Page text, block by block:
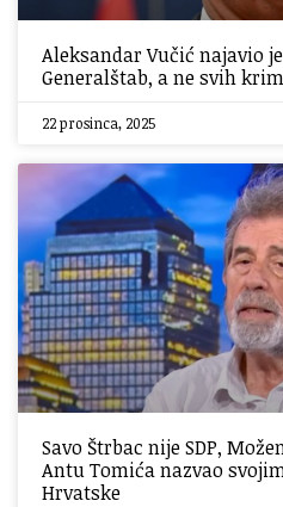
Aleksandar Vučić najavio
Generalštab, a ne svih
22 prosinca, 2025
Savo Štrbac nije SDP,
Antu Tomića nazvao
Hrvatske